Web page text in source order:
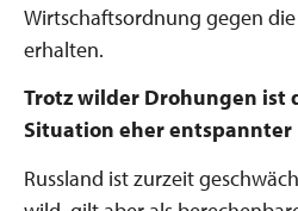
Wirtschaftsordnung gegen
erhalten.
Trotz wilder Drohungen ist
Situation eher entspannter
Russland ist zurzeit